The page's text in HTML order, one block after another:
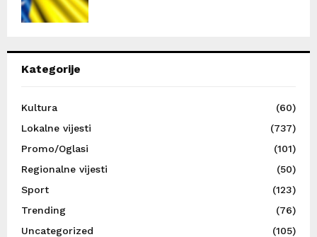
Kategorije
Kultura
(60)
Lokalne vijesti
(737)
Promo/Oglasi
(101)
Regionalne vijesti
(50)
Sport
(123)
Trending
(76)
Uncategorized
(105)